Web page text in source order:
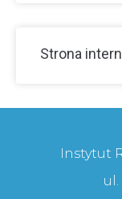
Strona
Instytut
ul.